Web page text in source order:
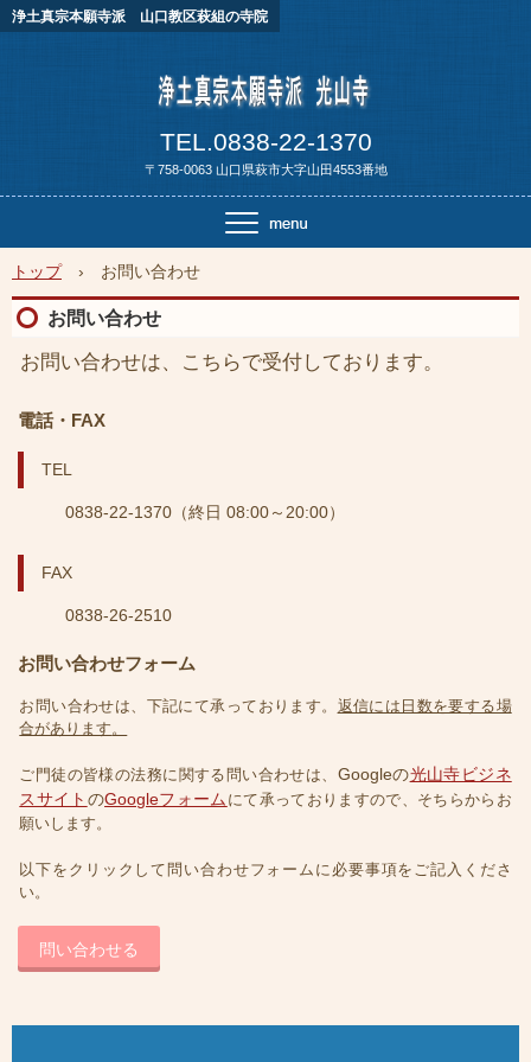
浄土真宗本願寺派 山口教区萩組の寺院
TEL.0838-22-1370
〒758-0063 山口県萩市大字山田4553番地
トップ › お問い合わせ
お問い合わせ
お問い合わせは、こちらで受付しております。
電話・FAX
TEL
0838-22-1370（終日 08:00～20:00）
FAX
0838-26-2510
お問い合わせフォーム
お問い合わせは、下記にて承っております。 返信には日数を要する場
合があります 。
ご門徒の皆様の法務に関する問い合わせは、 Googleの光山寺ビジネ
スサイト のGoogleフォーム にて承っておりますので、そちらからお
願いします。
以下をクリックして問い合わせフォームに必要事項をご記入くださ
い。
問い合わせる